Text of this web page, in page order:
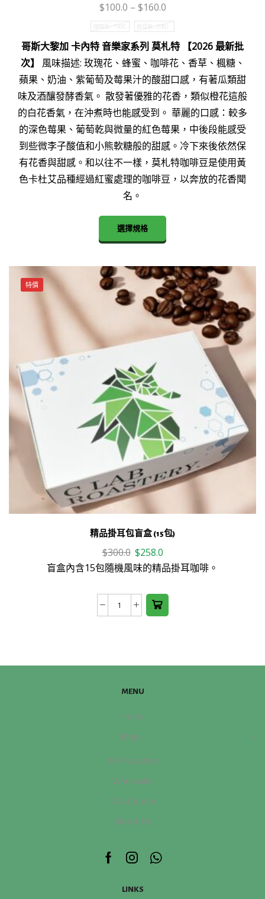
$100.0 – $160.0
咖啡豆 - 150G 掛耳包（5包）
哥斯大黎加 卡內特 音樂家系列 莫札特 【2026 最新批
次】
風味描述: 玫瑰花、蜂蜜、咖啡花、香草、楓糖、
蘋果、奶油、紫葡萄及莓果汁的酸甜口感，有著瓜類甜
味及酒釀發酵香氣。 散發著優雅的花香，類似橙花這般
的白花香氣，在沖煮時也能感受到。 華麗的口感：較多
的深色莓果、葡萄乾與微量的紅色莓果，中後段能感受
到些微李子酸值和小熊軟糖般的甜感。冷下來後依然保
有花香與甜感。和以往不一樣，莫札特咖啡豆是使用黃
色卡杜艾品種經過紅蜜處理的咖啡豆，以奔放的花香聞
名。
選擇規格
This
product
multiple
variants.
The
options
may
be
product
page
特價
精品掛耳包盲盒 (15包)
$300.0 Original
price
$300.0.
$258.0Current
price
$258.0.
盲盒內含15包隨機風味的精品掛耳咖啡。
精
包
盒
(15
數
MENU
Home
Shop
IMF Roasters
Wholesale
SCA Course
About Us
Facebook
Instagram
Whatsapp
LINKS